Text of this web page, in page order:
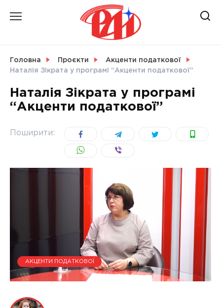
УКРАЇНА
Головна Проєкти
Акценти податкової
Наталія Зікрата у програмі “Акценти податкової”
Наталія Зікрата у програмі
“Акценти податкової”
Поширити:
АКЦЕНТИ ПОДАТКОВОЇ